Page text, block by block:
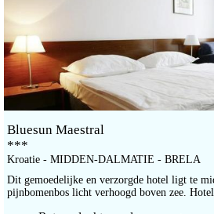
Bluesun Maestral
***
Kroatie - MIDDEN-DALMATIE - BRELA
Dit gemoedelijke en verzorgde hotel ligt te
pijnbomenbos licht verhoogd boven zee.